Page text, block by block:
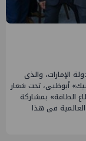
الإمارات، والذى
٢٠٢٤ فى مركز «أدنيك» أبوظبى، تحت شعار
الطاقة» بمشاركة
فى هذا